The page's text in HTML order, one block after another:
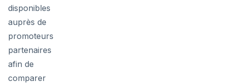
disponibles
auprès de
promoteurs
partenaires
afin de
comparer